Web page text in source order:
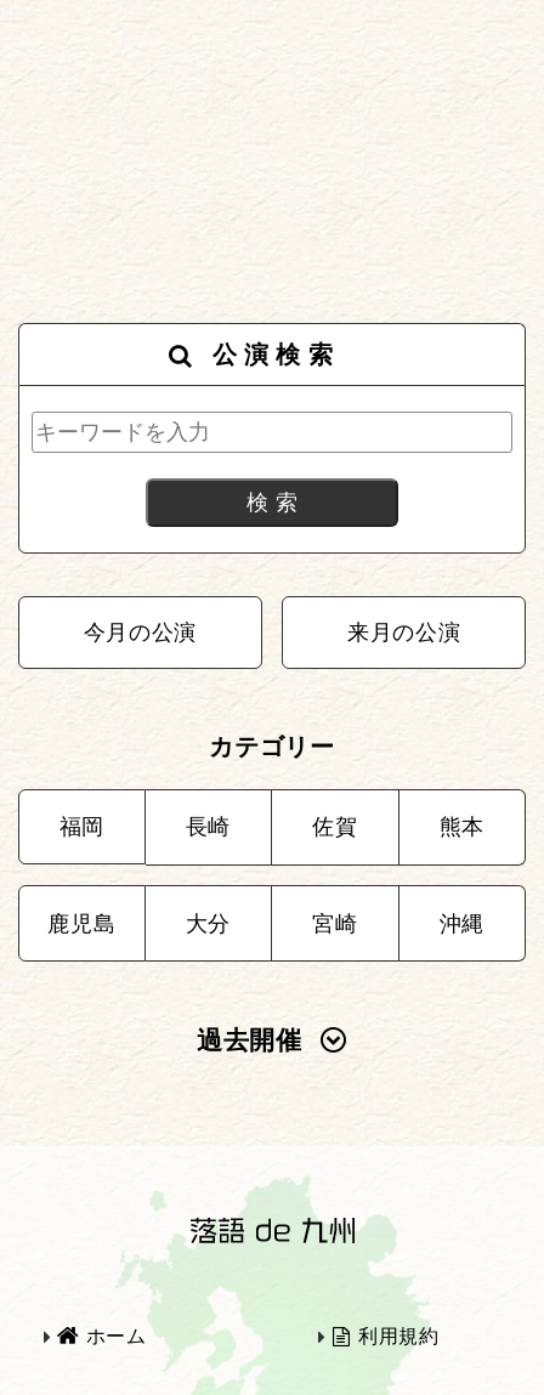
公演検索
今月の公演 来月の公演
カテゴリー
福岡 長崎 佐賀 熊本
鹿児島 大分 宮崎 沖縄
過去開催
2022年
2021年 2020年
ホーム 利用規約